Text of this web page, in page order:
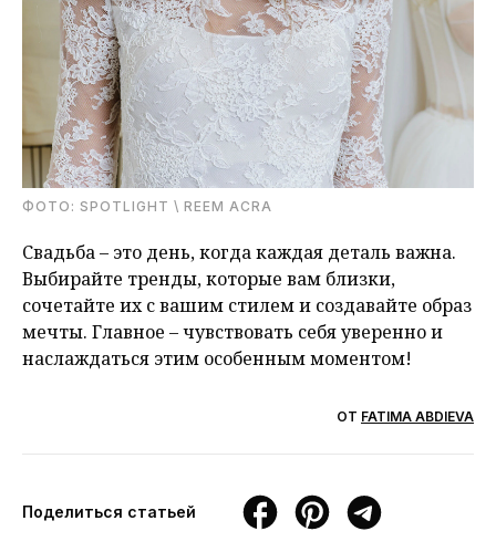
ФОТО: SPOTLIGHT \ REEM ACRA
Свадьба – это день, когда каждая деталь важна.
Выбирайте тренды, которые вам близки,
сочетайте их с вашим стилем и создавайте образ
мечты. Главное – чувствовать себя уверенно и
наслаждаться этим особенным моментом!
ОТ FATIMA ABDIEVA
Поделиться статьей